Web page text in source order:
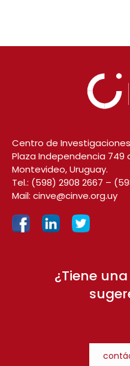
Centro de
Plaza Independencia 749
Montevideo, Uruguay.
Tel.: (598) 2908 2667 –
Mail: cinve@cinve.org.uy
¿Tiene